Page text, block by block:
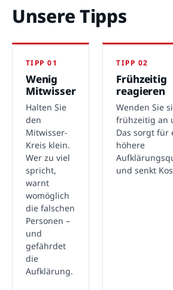
Unsere Tipps
TIPP 01
Wenig
Mitwisser
Halten Sie
den
Mitwisser-
Kreis klein.
Wer zu viel
spricht,
warnt
womöglich
die falschen
Personen –
und
gefährdet
die
Aufklärung.
TIPP 02
Frühzeitig
reagieren
Wenden Sie
frühzeitig an
Das sorgt für
höhere
und senkt